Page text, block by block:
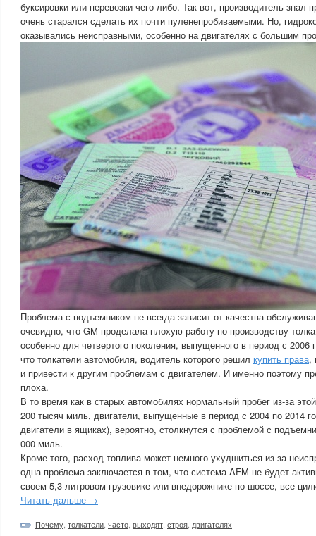
буксировки или перевозки чего-либо. Так вот, производитель знал
очень старался сделать их почти пуленепробиваемыми. Но,
оказывались неисправными, особенно на двигателях с большим
Проблема с подъемником не всегда зависит от качества
очевидно, что GM проделала плохую работу по производству
особенно для четвертого поколения, выпущенного в период с 2006
что толкатели автомобиля, водитель которого решил купить права,
и привести к другим проблемам с двигателем. И именно поэтому
плоха.
В то время как в старых автомобилях нормальный пробег из-за
200 тысяч миль, двигатели, выпущенные в период с 2004 по 2014
двигатели в ящиках), вероятно, столкнутся с проблемой с
000 миль.
Кроме того, расход топлива может немного ухудшиться из-за
одна проблема заключается в том, что система AFM не будет
своем 5,3-литровом грузовике или внедорожнике по шоссе, все
Читать дальше →
Почему толкатели часто выходят строя двигателях